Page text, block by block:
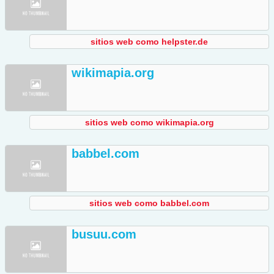
sitios web como helpster.de
wikimapia.org
sitios web como wikimapia.org
babbel.com
sitios web como babbel.com
busuu.com